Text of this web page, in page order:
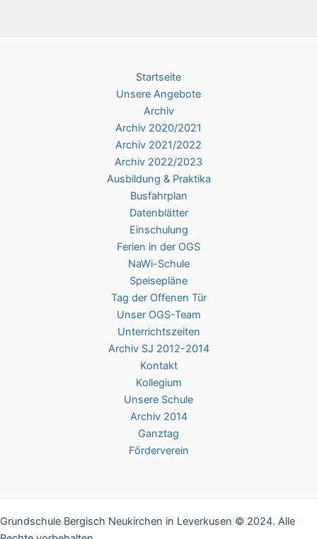
Startseite
Unsere Angebote
Archiv
Archiv 2020/2021
Archiv 2021/2022
Archiv 2022/2023
Ausbildung & Praktika
Busfahrplan
Datenblätter
Einschulung
Ferien in der OGS
NaWi-Schule
Speisepläne
Tag der Offenen Tür
Unser OGS-Team
Unterrichtszeiten
Archiv SJ 2012-2014
Kontakt
Kollegium
Unsere Schule
Archiv 2014
Ganztag
Förderverein
Grundschule Bergisch Neukirchen in Leverkusen © 2024. Alle